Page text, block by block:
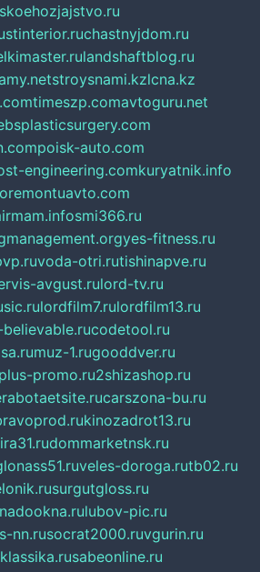
chastnyjdom.ru
landshaftblog.ru
stroysnami.kzlcna.kz
timeszp.comavtoguru.net
poisk-auto.com
engineering.comkuryatnik.info
smi366.ru
yes-fitness.ru
voda-otri.rutishinapve.ru
avgust.rulord-tv.ru
lordfilm7.rulordfilm13.ru
believable.rucodetool.ru
muz-1.rugooddver.ru
promo.ru2shizashop.ru
carszona-bu.ru
kinozadrot13.ru
dommarketnsk.ru
veles-doroga.rutb02.ru
surgutgloss.ru
nadookna.rulubov-pic.ru
nn.rusocrat2000.ruvgurin.ru
sabeonline.ru